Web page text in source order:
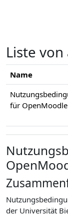
Liste
Name
für OpenMoodle
der Universität